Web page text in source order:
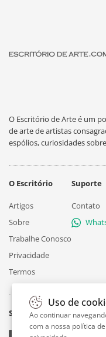
O Escritório de Arte é um
de arte de artistas
espólios, curiosidades
O Escritório
Artigos
Sobre
Trabalhe Conosco
Privacidade
Termos
Suporte
Contato
Siga
Uso de
Ao continuar
com a nossa política